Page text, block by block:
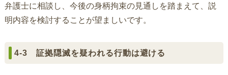
弁護士に相談し、今後の身柄拘束の見通しを踏まえて、説
明内容を検討することが望ましいです。
4-3 証拠隠滅を疑われる行動は避ける